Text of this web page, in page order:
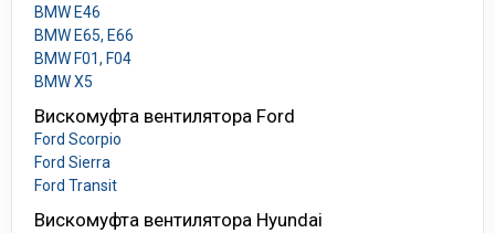
BMW E46
BMW E65, E66
BMW F01, F04
BMW X5
Вискомуфта вентилятора Ford
Ford Scorpio
Ford Sierra
Ford Transit
Вискомуфта вентилятора Hyundai